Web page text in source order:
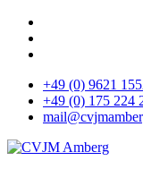
+49 (0) 9621
+49 (0) 175 224